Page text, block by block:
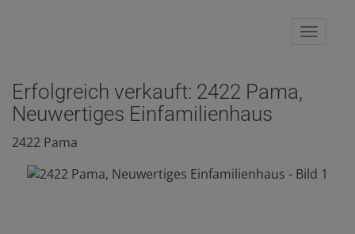
Erfolgreich verkauft: 2422 Pama,
Neuwertiges Einfamilienhaus
2422 Pama